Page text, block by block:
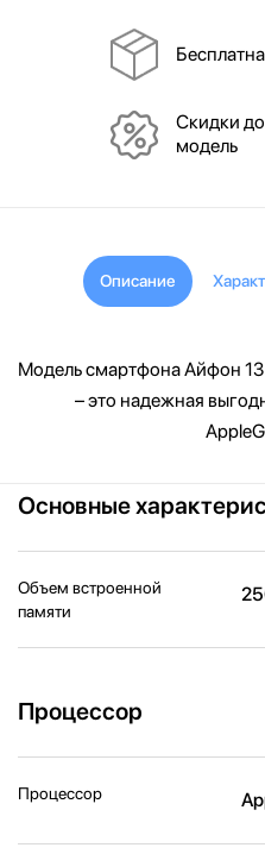
Скидки
модель
Описание
Модель смартфона Айфон
– это надежная
Основные
Объем встроенной
памяти
Процессор
Процессор